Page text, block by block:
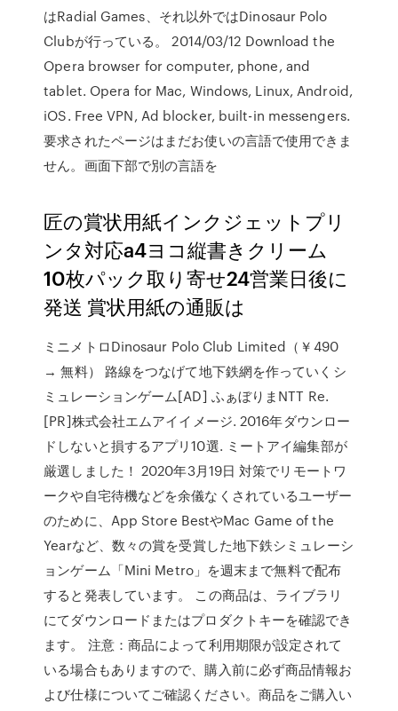
はRadial Games、それ以外ではDinosaur Polo
Clubが行っている。 2014/03/12 Download the
Opera browser for computer, phone, and
tablet. Opera for Mac, Windows, Linux, Android,
iOS. Free VPN, Ad blocker, built-in messengers.
要求されたページはまだお使いの言語で使用できま
せん。画面下部で別の言語を
匠の賞状用紙インクジェットプリ
ンタ対応a4ヨコ縦書きクリーム
10枚パック取り寄せ24営業日後に
発送 賞状用紙の通販は
ミニメトロDinosaur Polo Club Limited（￥490
→ 無料） 路線をつなげて地下鉄網を作っていくシ
ミュレーションゲーム[AD] ふぁぼりまNTT Re.
[PR]株式会社エムアイイメージ. 2016年ダウンロー
ドしないと損するアプリ10選. ミートアイ編集部が
厳選しました！ 2020年3月19日 対策でリモートワ
ークや自宅待機などを余儀なくされているユーザー
のために、App Store BestやMac Game of the
Yearなど、数々の賞を受賞した地下鉄シミュレーシ
ョンゲーム「Mini Metro」を週末まで無料で配布
すると発表しています。 この商品は、ライブラリ
にてダウンロードまたはプロダクトキーを確認でき
ます。 注意：商品によって利用期限が設定されて
いる場合もありますので、購入前に必ず商品情報お
よび仕様についてご確認ください。商品をご購入い